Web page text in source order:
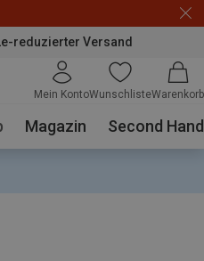
reduzierter Versand
Mein KontoWunschlisteWarenkorb
Magazin Second Hand